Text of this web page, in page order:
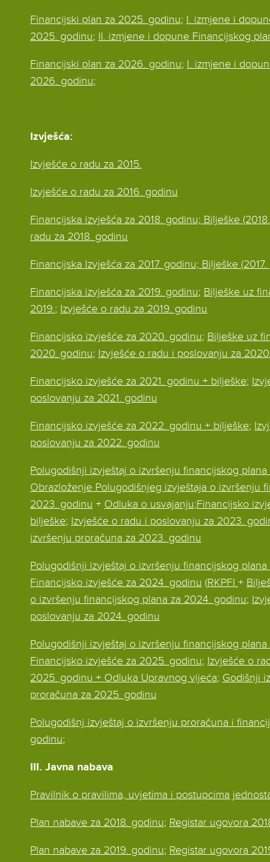
Financijski plan za 2025. godinu; I. izmjene i
2025. godinu; II. izmjene i dopune Financijskog
Financijski plan za 2026. godinu; I. izmjene i
2026. godinu;
Izvješća:
Izvješće o radu za 2015.
Izvješće o radu za 2016. godinu
Financijska izvješća za 2018. godinu; Bilješke
radu za 2018. godinu
Financijska Izvješća za 2017. godinu; Bilješke
Financijska izvješća za 2019. godinu; Bilješke uz
2019.; Izvješće o radu za 2019. godinu
Financijsko izvješće za 2020. godinu; Bilješke uz
2020. godinu; Izvješće o radu i poslovanju za
Financijsko izvješće za 2021. godinu + bilješke;
poslovanju za 2021. godinu
Financijsko izvješće za 2022. godinu + bilješke;
poslovanju za 2022. godinu
Polugodišnji izvještaj o izvršenju financijskog
Obrazloženje Polugodišnjeg izvještaja o izvršenju
2023. godinu + Odluka o usvajanju;Financijsko
bilješke; Izvješće o radu i poslovanju za 2023.
izvršenju proračuna za 2023. godinu
Polugodišnji izvještaj o izvršenju financijskog
Financijsko izvješće za 2024. godinu (RKPFI +
o izvršenju financijskog plana za 2024. godinu;
poslovanju za 2024. godinu
Polugodišnji izvještaj o izvršenju financijskog
Financijsko izvješće za 2025. godinu; Izvješće o
2025. godinu + Odluka Upravnog vijeća; Godišnji
proračuna za 2025. godinu
Polugodišnj izvještaj o izvršenju proračuna i
godinu;
III. Javna nabava
Pravilnik o pravilima, uvjetima i postupcima
Plan nabave za 2018. godinu; Registar ugovora
Plan nabave za 2019. godinu; Registar ugovora